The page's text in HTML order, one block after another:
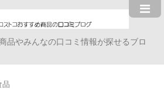
品やみんなの口コミ情報が探せるブロ
品